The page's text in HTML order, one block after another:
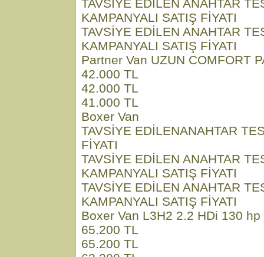
TAVSİYE EDİLEN ANAHTAR
KAMPANYALI SATIŞ FİYATI
TAVSİYE EDİLEN ANAHTAR
KAMPANYALI SATIŞ FİYATI
Partner Van UZUN COMFORT
42.000 TL
42.000 TL
41.000 TL
Boxer Van
TAVSİYE EDİLENANAHTAR
FİYATI
TAVSİYE EDİLEN ANAHTAR
KAMPANYALI SATIŞ FİYATI
TAVSİYE EDİLEN ANAHTAR
KAMPANYALI SATIŞ FİYATI
Boxer Van L3H2 2.2 HDi 130
65.200 TL
65.200 TL